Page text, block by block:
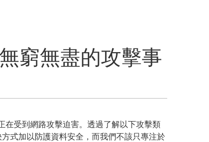
窮無盡的攻擊事
受到網路攻擊迫害。透過了解以下攻擊類
式加以防護資料安全，而我們不該只專注於